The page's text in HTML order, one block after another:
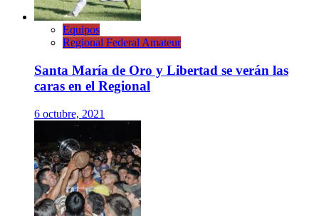
Equipos
Regional Federal Amateur
Santa María de Oro y Libertad se verán las
caras en el Regional
6 octubre, 2021